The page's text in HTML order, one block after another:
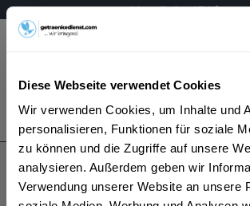
Diese Webseite verwendet Cookies
Wir verwenden Cookies, um Inhalte und
personalisieren, Funktionen für soziale
zu können und die Zugriffe auf unsere
analysieren. Außerdem geben wir
Verwendung unserer Website an unsere
Mo – Fr 9 – 17 Uhr
Menü
Es gilt unsere
Ingobräu